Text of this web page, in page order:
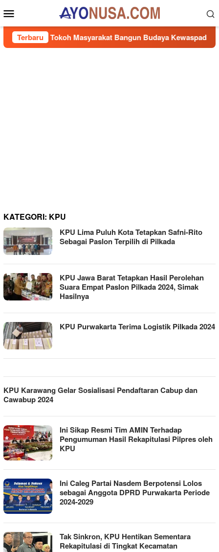
ke
kontenMobile
Terbaru
Tokoh Masyarakat Bangun Budaya Kewaspadaan
KATEGORI: KPU
KPU Lima Puluh Kota Tetapkan Safni-Rito
Sebagai Paslon Terpilih di Pilkada
KPU Jawa Barat Tetapkan Hasil Perolehan
Suara Empat Paslon Pilkada 2024, Simak
Hasilnya
KPU Purwakarta Terima Logistik Pilkada 2024
KPU Karawang Gelar Sosialisasi Pendaftaran Cabup dan
Cawabup 2024
Ini Sikap Resmi Tim AMIN Terhadap
Pengumuman Hasil Rekapitulasi Pilpres oleh
KPU
Ini Caleg Partai Nasdem Berpotensi Lolos
sebagai Anggota DPRD Purwakarta Periode
2024-2029
Tak Sinkron, KPU Hentikan Sementara
Rekapitulasi di Tingkat Kecamatan